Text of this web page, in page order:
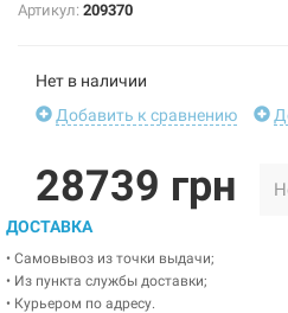
Артикул: 209370
Нет в наличии
Добавить к сравнению
28739 грн
ДОСТАВКА
• Самовывоз из точки выдачи;
• Из пункта службы доставки;
• Курьером по адресу.